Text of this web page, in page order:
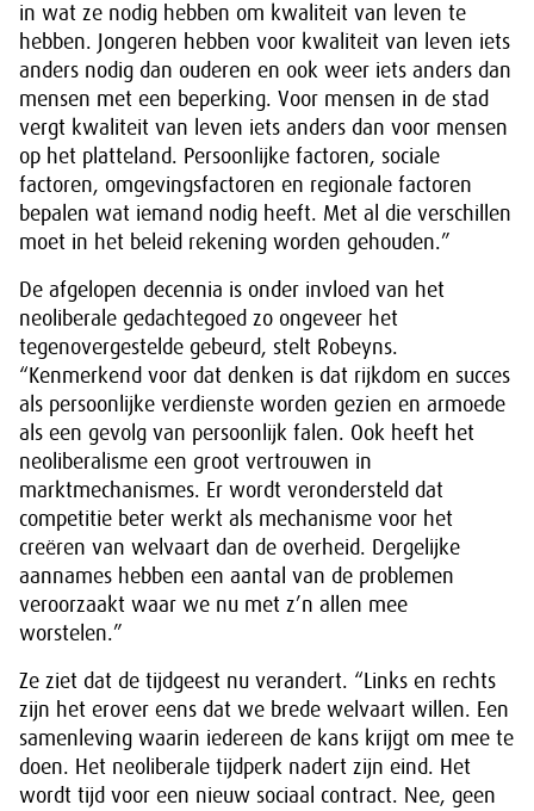
in wat ze nodig hebben om kwaliteit van leven te
hebben. Jongeren hebben voor kwaliteit van leven iets
anders nodig dan ouderen en ook weer iets anders dan
mensen met een beperking. Voor mensen in de stad
vergt kwaliteit van leven iets anders dan voor mensen
op het platteland. Persoonlijke factoren, sociale
factoren, omgevingsfactoren en regionale factoren
bepalen wat iemand nodig heeft. Met al die verschillen
moet in het beleid rekening worden gehouden.”
De afgelopen decennia is onder invloed van het
neoliberale gedachtegoed zo ongeveer het
tegenovergestelde gebeurd, stelt Robeyns.
“Kenmerkend voor dat denken is dat rijkdom en succes
als persoonlijke verdienste worden gezien en armoede
als een gevolg van persoonlijk falen. Ook heeft het
neoliberalisme een groot vertrouwen in
marktmechanismes. Er wordt verondersteld dat
competitie beter werkt als mechanisme voor het
creëren van welvaart dan de overheid. Dergelijke
aannames hebben een aantal van de problemen
veroorzaakt waar we nu met z’n allen mee
worstelen.”
Ze ziet dat de tijdgeest nu verandert. “Links en rechts
zijn het erover eens dat we brede welvaart willen. Een
samenleving waarin iedereen de kans krijgt om mee te
doen. Het neoliberale tijdperk nadert zijn eind. Het
wordt tijd voor een nieuw sociaal contract. Nee, geen